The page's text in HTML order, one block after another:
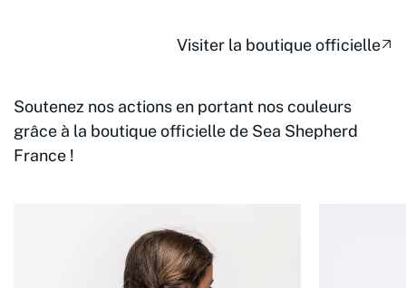
Visiter la boutique officielle
Soutenez nos actions en portant nos couleurs
grâce à la boutique officielle de Sea Shepherd
France !